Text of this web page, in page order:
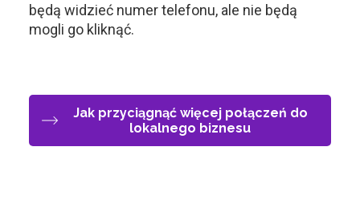
będą widzieć numer telefonu, ale nie będą
mogli go kliknąć.
Jak przyciągnąć więcej połączeń do
lokalnego biznesu